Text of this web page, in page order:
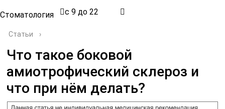
Стоматология с 9 до 22
Статьи ›
Что такое боковой
амиотрофический склероз и
что при нём делать?